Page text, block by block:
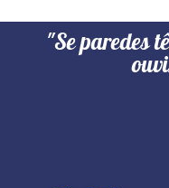
"Se paredes